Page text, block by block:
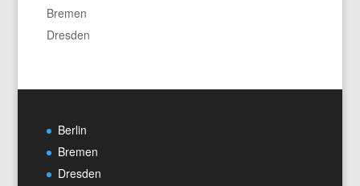
Bremen
Dresden
Berlin
Bremen
Dresden